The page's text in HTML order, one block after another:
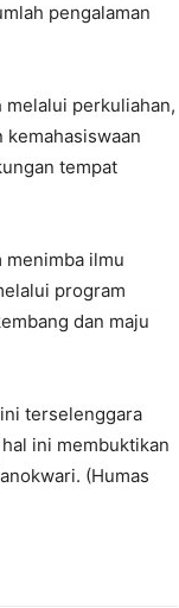
pengalaman
melalui perkuliahan,
kemahasiswaan
tempat
menimba ilmu
program
dan maju
terselenggara
ini membuktikan
(Humas